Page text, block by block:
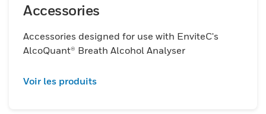
Accessories
Accessories designed for use with EnviteC's
AlcoQuant® Breath Alcohol Analyser
Voir les produits